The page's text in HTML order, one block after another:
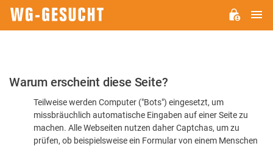
Bitte
dass
Warum erscheint diese Seite?
Teilweise werden Computer ("Bots") eingesetzt, um
missbräuchlich automatische Eingaben auf einer Seite zu
machen. Alle Webseiten nutzen daher Captchas, um zu
prüfen, ob beispielsweise ein Formular von einem Menschen